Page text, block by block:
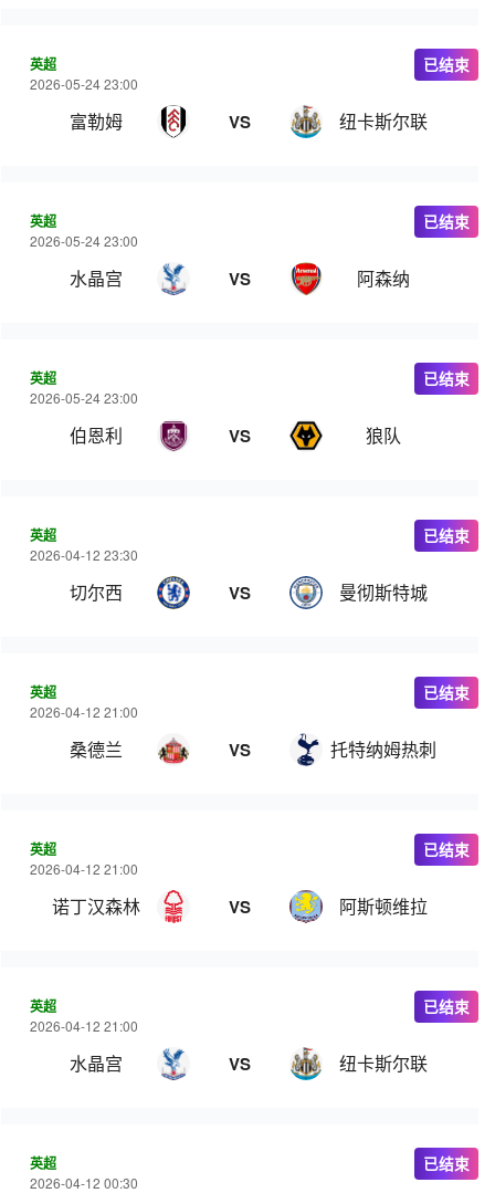
英超
2026-05-24 23:00
富勒姆 VS 纽卡斯尔联
已结束
英超
2026-05-24 23:00
水晶宫 VS 阿森纳
已结束
英超
2026-05-24 23:00
伯恩利 VS 狼队
已结束
英超
2026-04-12 23:30
切尔西 VS 曼彻斯特城
已结束
英超
2026-04-12 21:00
桑德兰 VS 托特纳姆热刺
已结束
英超
2026-04-12 21:00
诺丁汉森林 VS 阿斯顿维拉
已结束
英超
2026-04-12 21:00
水晶宫 VS 纽卡斯尔联
已结束
英超
2026-04-12 00:30
已结束